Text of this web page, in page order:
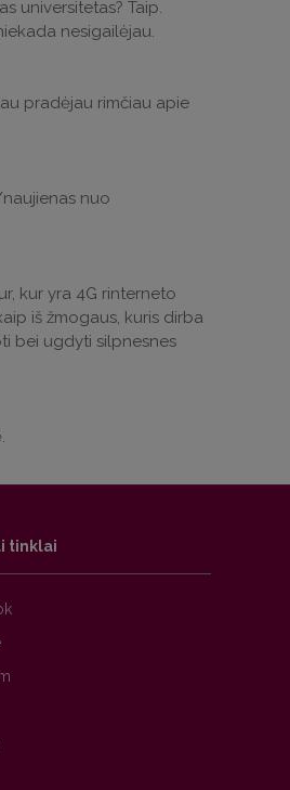
universitetas? Taip.
nesigailėjau.
pradėjau rimčiau apie
nuo
kur yra 4G rinterneto
iš žmogaus, kuris dirba
bei ugdyti silpnesnes
tinklai